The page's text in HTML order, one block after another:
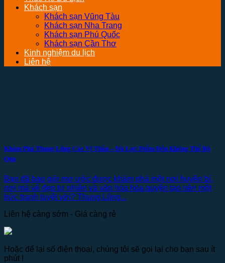
Khách sạn
Khách sạn Vũng Tàu
Khách sạn Nha Trang
Khách sạn Phú Quốc
Khách sạn Cần Thơ
Kinh nghiệm du lịch
Liên hệ
Khám Phá Thung Lũng Các Vị Thần – Đà Lạt: Điểm Đến Không Thể Bỏ
Qua
Bạn đã bao giờ mơ ước được khám phá một nơi huyền bí,
nơi mà vẻ đẹp tự nhiên và văn hóa hòa quyện tạo nên một
bức tranh tuyệt vời? Thung Lũng...
Liên hệ càng sớm - Giá càng rẻ
Hoặc để lại số điện thoại, chúng tôi sẽ gọi lại cho bạn sau ít
phút !